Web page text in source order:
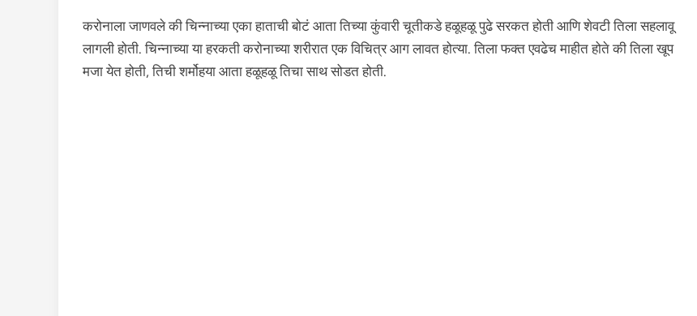
करोनाला जाणवले की चिन्नाच्या एका हाताची बोटं आता तिच्या कुंवारी चूतीकडे हळूहळू पुढे सरकत होती आणि शेवटी तिला सहलावू
लागली होती. चिन्नाच्या या हरकती करोनाच्या शरीरात एक विचित्र आग लावत होत्या. तिला फक्त एवढेच माहीत होते की तिला खूप
मजा येत होती, तिची शर्मोहया आता हळूहळू तिचा साथ सोडत होती.